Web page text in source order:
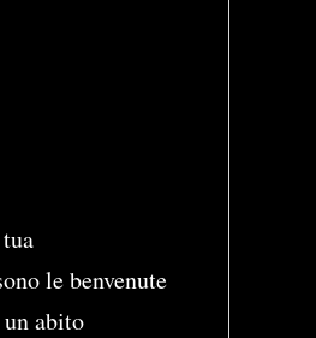
le benvenute
abito